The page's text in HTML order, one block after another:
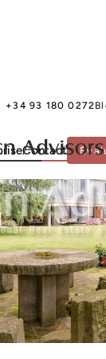
+34 93 180 0272
Contact